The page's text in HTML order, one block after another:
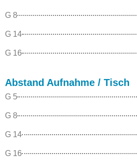
G 8
G 14
G 16
Abstand Aufnahme / Tisch
G 5
G 8
G 14
G 16